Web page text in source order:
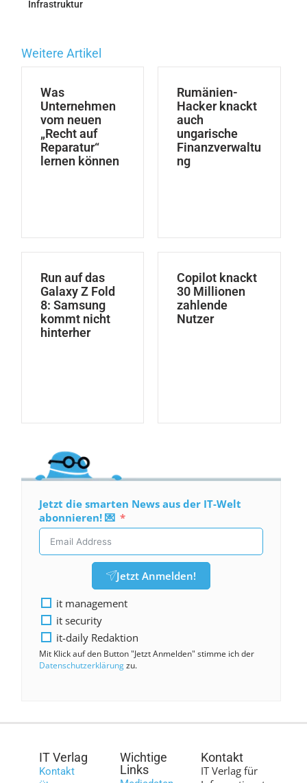
Infrastruktur
Weitere Artikel
Was
Unternehmen
vom neuen
„Recht auf
Reparatur“
lernen können
Rumänien-
Hacker knackt
auch
ungarische
Finanzverwaltu
ng
Run auf das
Galaxy Z Fold
8: Samsung
kommt nicht
hinterher
Copilot knackt
30 Millionen
zahlende
Nutzer
Jetzt die smarten News aus der IT-Welt
abonnieren! 💌
Jetzt Anmelden!
it management
it security
it-daily Redaktion
Mit Klick auf den Button "Jetzt Anmelden" stimme ich der
Datenschutzerklärungzu.
IT Verlag
Kontakt
Wichtige
Links
Kontakt
IT Verlag für